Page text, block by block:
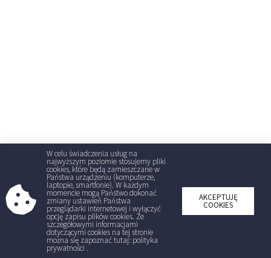
W celu świadczenia usług na
najwyższym poziomie stosujemy pliki
cookies, które będą zamieszczane w
Państwa urządzeniu (komputerze,
laptopie, smartfonie). W każdym
momencie mogą Państwo dokonać
zmiany ustawień Państwa
przeglądarki internetowej i wyłączyć
opcję zapisu plików cookies. Ze
szczegółowymi informacjami
dotyczącymi cookies na tej stronie
można się zapoznać tutaj: polityka
prywatności .
AKCEPTUJĘ
COOKIES